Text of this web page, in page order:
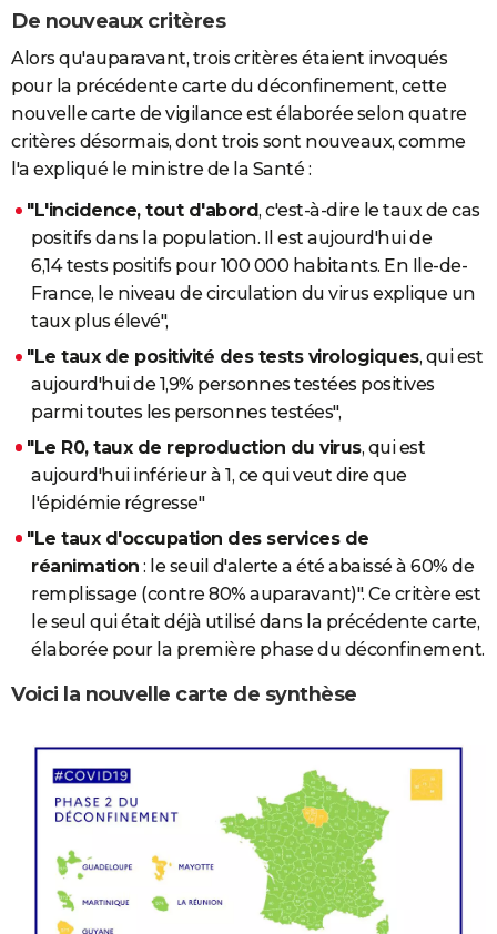
De nouveaux critères
Alors qu'auparavant, trois critères étaient invoqués
pour la précédente carte du déconfinement, cette
nouvelle carte de vigilance est élaborée selon quatre
critères désormais, dont trois sont nouveaux, comme
l'a expliqué le ministre de la Santé :
"L'incidence, tout d'abord, c'est-à-dire le taux de cas
positifs dans la population. Il est aujourd'hui de
6,14 tests positifs pour 100 000 habitants. En Ile-de-
France, le niveau de circulation du virus explique un
taux plus élevé",
"Le taux de positivité des tests virologiques, qui est
aujourd'hui de 1,9% personnes testées positives
parmi toutes les personnes testées",
"Le R0, taux de reproduction du virus, qui est
aujourd'hui inférieur à 1, ce qui veut dire que
l'épidémie régresse"
"Le taux d'occupation des services de
réanimation : le seuil d'alerte a été abaissé à 60% de
remplissage (contre 80% auparavant)". Ce critère est
le seul qui était déjà utilisé dans la précédente carte,
élaborée pour la première phase du déconfinement.
Voici la nouvelle carte de synthèse